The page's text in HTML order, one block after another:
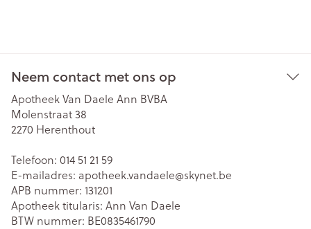
Neem contact met ons op
Apotheek Van Daele Ann BVBA
Molenstraat 38
2270 Herenthout
Telefoon: 014 51 21 59
E-mailadres: apotheek.vandaele@skynet.be
APB nummer: 131201
Apotheek titularis: Ann Van Daele
BTW nummer: BE0835461790